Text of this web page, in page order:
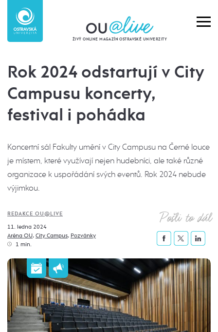
ŽIVÝ ONLINE MAGAZÍN OSTRAVSKÉ UNIVERZITY
Rok 2024 odstartují v City
Campusu koncerty,
festival i pohádka
Koncertní sál Fakulty umění v City Campusu na Černé louce
je místem, které využívají nejen hudebníci, ale také různé
organizace k uspořádání svých eventů. Rok 2024 nebude
výjimkou.
REDAKCE OU@LIVE
11. ledna 2024
Aréna OU, City Campus, Pozvánky
1 min.
Pošli to dál